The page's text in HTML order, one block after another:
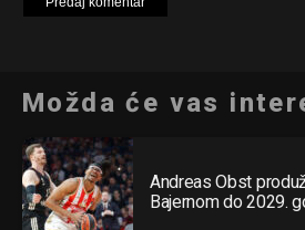
Možda će vas
Andreas Obst
Bajernom do 2029.